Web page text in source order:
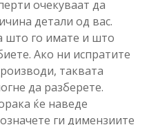
очекуваат да
детали од вас.
што го имате и што
Ако ни испратите
таквата
да разберете.
ќе наведе
ги димензиите